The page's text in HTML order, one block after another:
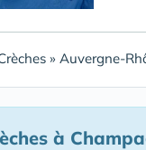
» Auvergne-
à